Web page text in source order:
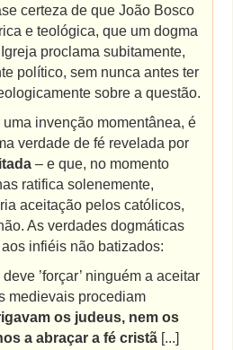
certeza de que João Bosco
e teológica, que um dogma
proclama subitamente,
político, sem nunca antes ter
sobre a questão.
invenção momentânea, é
verdade de fé revelada por
– e que, no momento
ratifica solenemente,
aceitação pelos católicos,
As verdades dogmáticas
infiéis não batizados:
’forçar’ ninguém a aceitar
medievais procediam
os judeus, nem os
a abraçar a fé cristã [...]